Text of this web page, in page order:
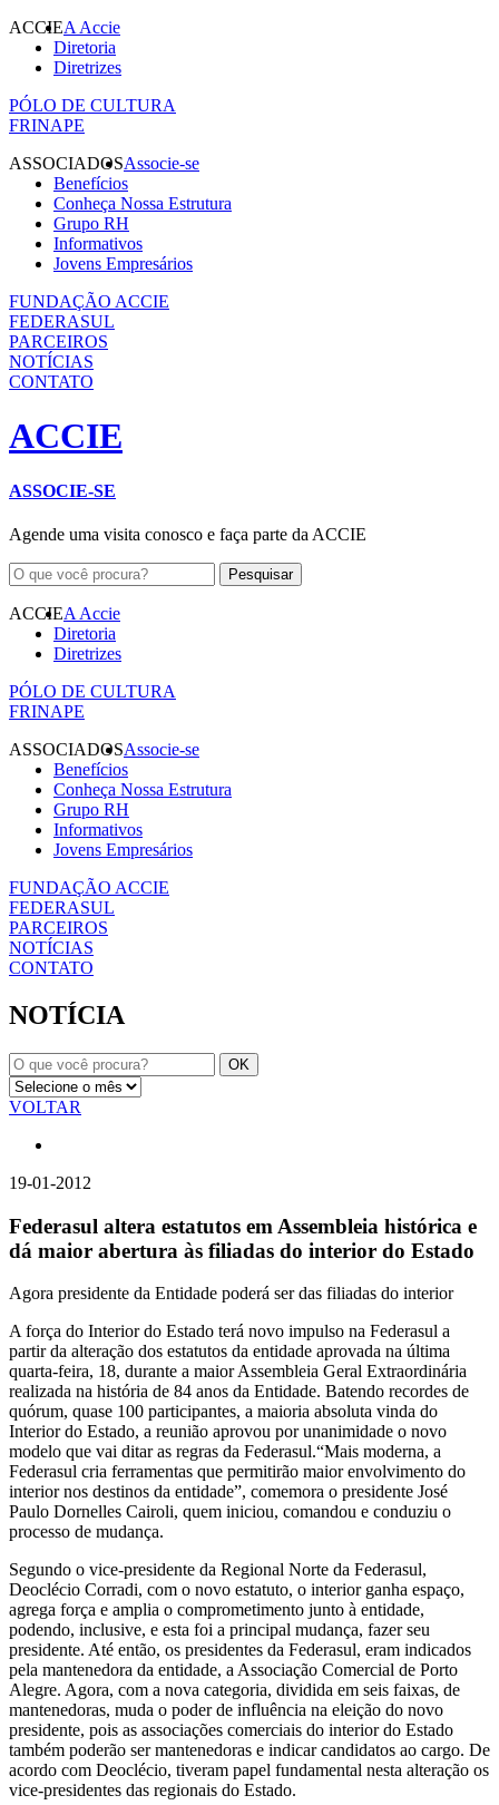
ACCIEA Accie
Diretoria
Diretrizes
PÓLO DE CULTURA
FRINAPE
ASSOCIADOSAssocie-se
Benefícios
Conheça Nossa Estrutura
Grupo RH
Informativos
Jovens Empresários
FUNDAÇÃO ACCIE
FEDERASUL
PARCEIROS
NOTÍCIAS
CONTATO
ACCIE
ASSOCIE-SE
Agende uma visita conosco e faça parte da ACCIE
ACCIEA Accie
Diretoria
Diretrizes
PÓLO DE CULTURA
FRINAPE
ASSOCIADOSAssocie-se
Benefícios
Conheça Nossa Estrutura
Grupo RH
Informativos
Jovens Empresários
FUNDAÇÃO ACCIE
FEDERASUL
PARCEIROS
NOTÍCIAS
CONTATO
NOTÍCIA
VOLTAR
19-01-2012
Federasul altera estatutos em Assembleia histórica e
dá maior abertura às filiadas do interior do Estado
Agora presidente da Entidade poderá ser das filiadas do interior
A força do Interior do Estado terá novo impulso na Federasul a
partir da alteração dos estatutos da entidade aprovada na última
quarta-feira, 18, durante a maior Assembleia Geral Extraordinária
realizada na história de 84 anos da Entidade. Batendo recordes de
quórum, quase 100 participantes, a maioria absoluta vinda do
Interior do Estado, a reunião aprovou por unanimidade o novo
modelo que vai ditar as regras da Federasul.“Mais moderna, a
Federasul cria ferramentas que permitirão maior envolvimento do
interior nos destinos da entidade”, comemora o presidente José
Paulo Dornelles Cairoli, quem iniciou, comandou e conduziu o
processo de mudança.
Segundo o vice-presidente da Regional Norte da Federasul,
Deoclécio Corradi, com o novo estatuto, o interior ganha espaço,
agrega força e amplia o comprometimento junto à entidade,
podendo, inclusive, e esta foi a principal mudança, fazer seu
presidente. Até então, os presidentes da Federasul, eram indicados
pela mantenedora da entidade, a Associação Comercial de Porto
Alegre. Agora, com a nova categoria, dividida em seis faixas, de
mantenedoras, muda o poder de influência na eleição do novo
presidente, pois as associações comerciais do interior do Estado
também poderão ser mantenedoras e indicar candidatos ao cargo. De
acordo com Deoclécio, tiveram papel fundamental nesta alteração os
vice-presidentes das regionais do Estado.